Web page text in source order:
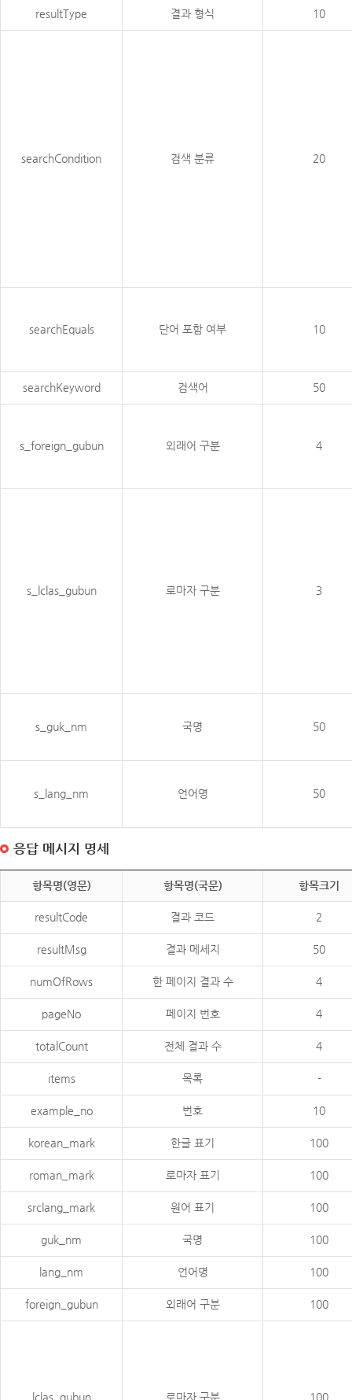
resultType 결과 형식 10
searchCondition 검색 분류 20
searchEquals 단어 포함 여부 10
searchKeyword 검색어 50
s_foreign_gubun 외래어 구분 4
s_lclas_gubun 로마자 구분 3
s_guk_nm 국명 50
s_lang_nm 언어명 50
응답 메시지 명세
항목명(영문) 항목명(국문) 항목크기
resultCode 결과 코드 2
resultMsg 결과 메세지 50
numOfRows 한 페이지 결과 수 4
pageNo 페이지 번호 4
totalCount 전체 결과 수 4
items 목록 -
example_no 번호 10
korean_mark 한글 표기 100
roman_mark 로마자 표기 100
srclang_mark 원어 표기 100
guk_nm 국명 100
lang_nm 언어명 100
foreign_gubun 외래어 구분 100
lclas_gubun 로마자 구분 100